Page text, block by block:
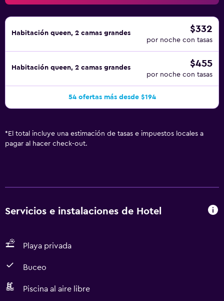
Habitación queen, 2 camas grandes $332
por noche con tasas
Habitación queen, 2 camas grandes $455
por noche con tasas
54 ofertas más desde $194
* El total incluye una estimación de tasas e impuestos locales a
pagar al hacer check-out.
Servicios e instalaciones de Hotel
Playa privada
Buceo
Piscina al aire libre